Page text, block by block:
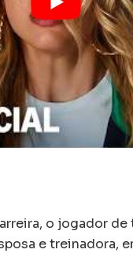
o jogador
e treinadora,